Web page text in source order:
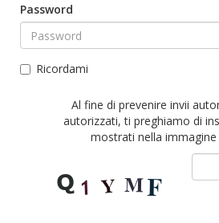
Password
Ricordami
Al fine di prevenire invii
autorizzati, ti preghiamo di
mostrati nella